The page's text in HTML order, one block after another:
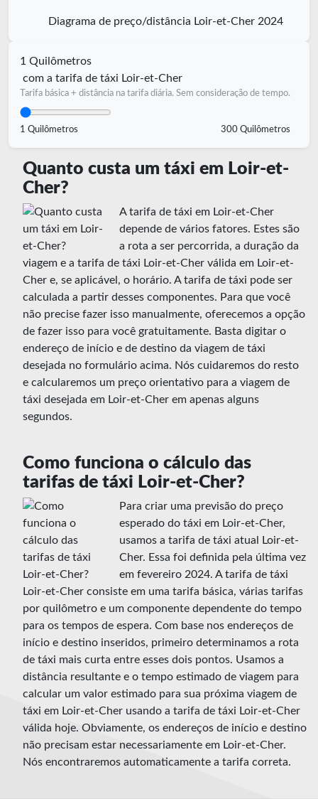
Diagrama de preço/distância Loir-et-Cher 2024
1 Quilômetros
com a tarifa de táxi Loir-et-Cher
Tarifa básica + distância na tarifa diária. Sem consideração de tempo.
1 Quilômetros 300 Quilômetros
Quanto custa um táxi em Loir-et-
Cher?
A tarifa de táxi em Loir-et-Cher
depende de vários fatores. Estes são
a rota a ser percorrida, a duração da
viagem e a tarifa de táxi Loir-et-Cher válida em Loir-et-
Cher e, se aplicável, o horário. A tarifa de táxi pode ser
calculada a partir desses componentes. Para que você
não precise fazer isso manualmente, oferecemos a opção
de fazer isso para você gratuitamente. Basta digitar o
endereço de início e de destino da viagem de táxi
desejada no formulário acima. Nós cuidaremos do resto
e calcularemos um preço orientativo para a viagem de
táxi desejada em Loir-et-Cher em apenas alguns
segundos.
Como funciona o cálculo das
tarifas de táxi Loir-et-Cher?
Para criar uma previsão do preço
esperado do táxi em Loir-et-Cher,
usamos a tarifa de táxi atual Loir-et-
Cher. Essa foi definida pela última vez
em fevereiro 2024. A tarifa de táxi
Loir-et-Cher consiste em uma tarifa básica, várias tarifas
por quilômetro e um componente dependente do tempo
para os tempos de espera. Com base nos endereços de
início e destino inseridos, primeiro determinamos a rota
de táxi mais curta entre esses dois pontos. Usamos a
distância resultante e o tempo estimado de viagem para
calcular um valor estimado para sua próxima viagem de
táxi em Loir-et-Cher usando a tarifa de táxi Loir-et-Cher
válida hoje. Obviamente, os endereços de início e destino
não precisam estar necessariamente em Loir-et-Cher.
Nós encontraremos automaticamente a tarifa correta.